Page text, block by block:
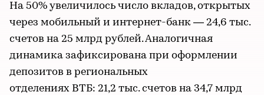
На 50% увеличилось число вкладов, открытых
через мобильный и интернет-банк — 24,6 тыс.
счетов на 25 млрд рублей. Аналогичная
динамика зафиксирована при оформлении
депозитов в региональных
отделениях ВТБ: 21,2 тыс. счетов на 34,7 млрд